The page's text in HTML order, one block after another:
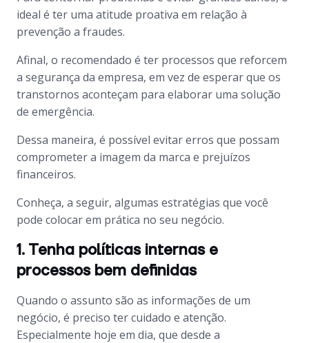
ideal é ter uma atitude proativa em relação à
prevenção a fraudes.
Afinal, o recomendado é ter processos que reforcem
a segurança da empresa, em vez de esperar que os
transtornos aconteçam para elaborar uma solução
de emergência.
Dessa maneira, é possível evitar erros que possam
comprometer a imagem da marca e prejuízos
financeiros.
Conheça, a seguir, algumas estratégias que você
pode colocar em prática no seu negócio.
1. Tenha políticas internas e
processos bem definidas
Quando o assunto são as informações de um
negócio, é preciso ter cuidado e atenção.
Especialmente hoje em dia, que desde a